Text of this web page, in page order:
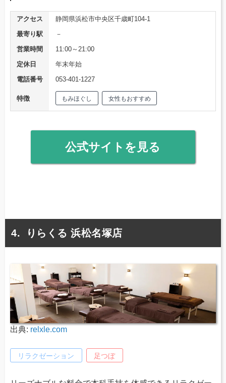
アクセス
静岡県浜松市中央区千歳町104-1
最寄り駅
－
営業時間
11:00～21:00
定休日
年末年始
電話番号
053-401-1227
特徴 もみほぐし 女性もおすすめ
公式サイトを見る
りらくる 浜松名塚店
出典: relxle.com
リラクゼーション 足つぼ